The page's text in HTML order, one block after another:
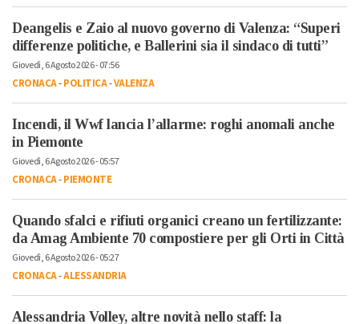
Deangelis e Zaio al nuovo governo di Valenza: “Superi
differenze politiche, e Ballerini sia il sindaco di tutti”
Giovedì, 6 Agosto 2026 - 07:56
CRONACA-POLITICA-VALENZA
Incendi, il Wwf lancia l’allarme: roghi anomali anche
in Piemonte
Giovedì, 6 Agosto 2026 - 05:57
CRONACA-PIEMONTE
Quando sfalci e rifiuti organici creano un fertilizzante:
da Amag Ambiente 70 compostiere per gli Orti in Città
Giovedì, 6 Agosto 2026 - 05:27
CRONACA-ALESSANDRIA
Alessandria Volley, altre novità nello staff: la